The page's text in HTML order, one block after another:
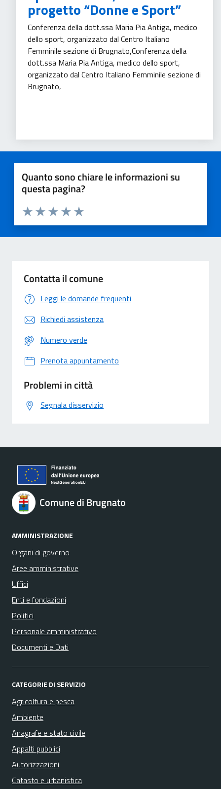
progetto “Donne e Sport”
Conferenza della dott.ssa Maria Pia Antiga, medico
dello sport, organizzato dal Centro Italiano
Femminile sezione di Brugnato,Conferenza della
dott.ssa Maria Pia Antiga, medico dello sport,
organizzato dal Centro Italiano Femminile sezione di
Brugnato,
Quanto sono chiare le informazioni su
questa pagina?
Valuta 5 stelle su 5
Valuta 4 stelle su 5
Valuta 3 stelle su 5
Valuta 2 stelle su 5
Valuta 1 stelle su 5
Contatta il comune
Leggi le domande frequenti
Richiedi assistenza
Numero verde
Prenota appuntamento
Problemi in città
Segnala disservizio
Comune di Brugnato
AMMINISTRAZIONE
Organi di governo
Aree amministrative
Uffici
Enti e fondazioni
Politici
Personale amministrativo
Documenti e Dati
CATEGORIE DI SERVIZIO
Agricoltura e pesca
Ambiente
Anagrafe e stato civile
Appalti pubblici
Autorizzazioni
Catasto e urbanistica